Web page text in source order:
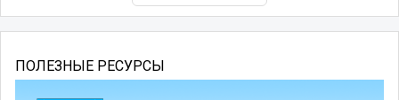
ПОЛЕЗНЫЕ РЕСУРСЫ